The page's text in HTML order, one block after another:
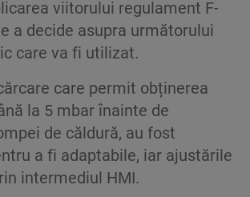
viitorului regulament F-
a decide asupra următorului
care va fi utilizat.
care permit obținerea
la 5 mbar înainte de
de căldură, au fost
a fi adaptabile, iar ajustările
intermediul HMI.